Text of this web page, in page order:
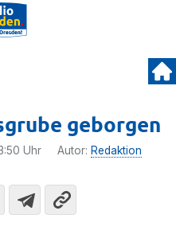
geborgen
Uhr Autor: Redaktion